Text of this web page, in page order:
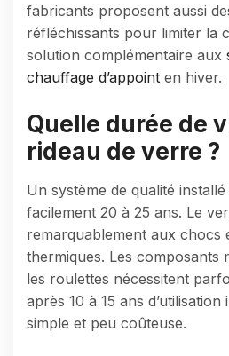
fabricants proposent aussi
réfléchissants pour limiter la
solution complémentaire aux
chauffage d’appoint en hiver.
Quelle durée de
rideau de verre ?
Un système de qualité
facilement 20 à 25 ans. Le
remarquablement aux chocs
thermiques. Les composants
les roulettes nécessitent
après 10 à 15 ans
simple et peu coûteuse.